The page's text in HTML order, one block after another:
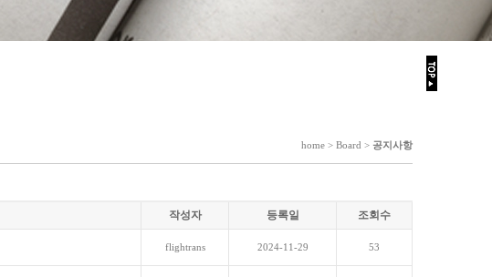
home > Board > 공지사항
작성자 등록일 조회수
flightrans 2024-11-29 53